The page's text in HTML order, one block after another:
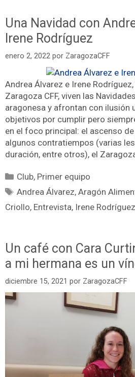
Una Navidad con
Irene Rodríguez
enero 2, 2022 por ZaragozaCFF
Andrea Álvarez e Irene
Zaragoza CFF, viven las
aragonesa y afrontan con ilusión
objetivos por cumplir pero
en el foco principal: el ascenso
algunos contratiempos (varias
duración, entre otros), el
Club, Primer equipo
Andrea Álvarez,Aragón
Criollo, Entrevista, Irene Rodríguez
Un café con Cara
a mi hermana es un
diciembre 15, 2021 por ZaragozaCFF